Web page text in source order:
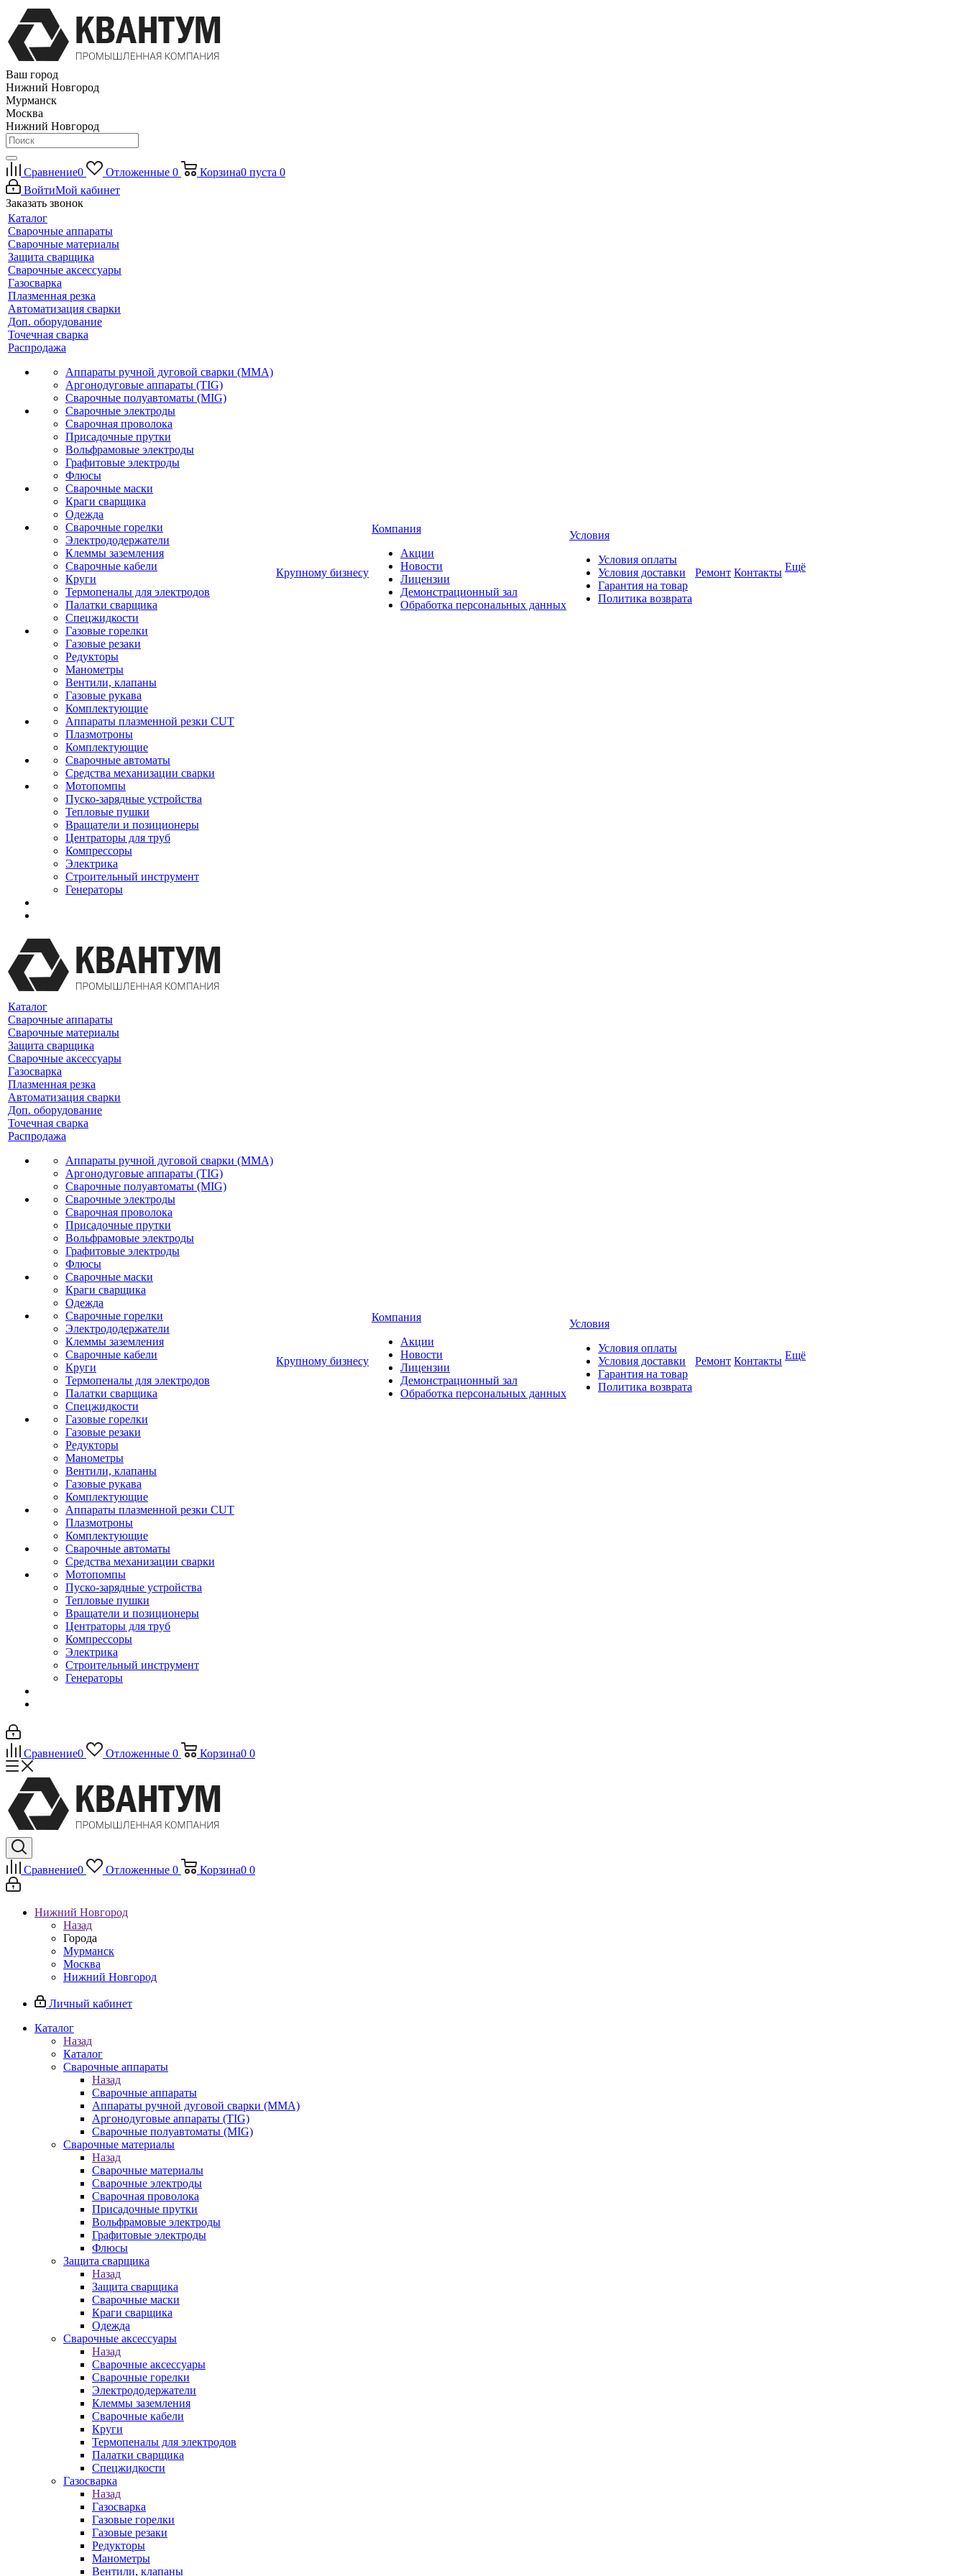
Ваш город
Нижний Новгород
Мурманск
Москва
Нижний Новгород
Сравнение0 Отложенные 0 Корзина0 пуста 0
ВойтиМой кабинет
Заказать звонок
Каталог
Сварочные аппараты
Сварочные материалы
Защита сварщика
Сварочные аксессуары
Газосварка
Плазменная резка
Автоматизация сварки
Доп. оборудование
Точечная сварка
Распродажа
Аппараты ручной дуговой сварки (MMA)
Аргонодуговые аппараты (TIG)
Сварочные полуавтоматы (MIG)
Сварочные электроды
Сварочная проволока
Присадочные прутки
Вольфрамовые электроды
Графитовые электроды
Флюсы
Сварочные маски
Краги сварщика
Одежда
Сварочные горелки
Электрододержатели
Клеммы заземления
Сварочные кабели
Круги
Термопеналы для электродов
Палатки сварщика
Спецжидкости
Газовые горелки
Газовые резаки
Редукторы
Манометры
Вентили, клапаны
Газовые рукава
Комплектующие
Аппараты плазменной резки CUT
Плазмотроны
Комплектующие
Сварочные автоматы
Средства механизации сварки
Мотопомпы
Пуско-зарядные устройства
Тепловые пушки
Вращатели и позиционеры
Центраторы для труб
Компрессоры
Электрика
Строительный инструмент
Генераторы
Крупному бизнесу
Компания
Акции
Новости
Лицензии
Демонстрационный зал
Обработка персональных данных
Условия
Условия оплаты
Условия доставки
Гарантия на товар
Политика возврата
Ремонт Контакты Ещё
Каталог
Сварочные аппараты
Сварочные материалы
Защита сварщика
Сварочные аксессуары
Газосварка
Плазменная резка
Автоматизация сварки
Доп. оборудование
Точечная сварка
Распродажа
Аппараты ручной дуговой сварки (MMA)
Аргонодуговые аппараты (TIG)
Сварочные полуавтоматы (MIG)
Сварочные электроды
Сварочная проволока
Присадочные прутки
Вольфрамовые электроды
Графитовые электроды
Флюсы
Сварочные маски
Краги сварщика
Одежда
Сварочные горелки
Электрододержатели
Клеммы заземления
Сварочные кабели
Круги
Термопеналы для электродов
Палатки сварщика
Спецжидкости
Газовые горелки
Газовые резаки
Редукторы
Манометры
Вентили, клапаны
Газовые рукава
Комплектующие
Аппараты плазменной резки CUT
Плазмотроны
Комплектующие
Сварочные автоматы
Средства механизации сварки
Мотопомпы
Пуско-зарядные устройства
Тепловые пушки
Вращатели и позиционеры
Центраторы для труб
Компрессоры
Электрика
Строительный инструмент
Генераторы
Крупному бизнесу
Компания
Акции
Новости
Лицензии
Демонстрационный зал
Обработка персональных данных
Условия
Условия оплаты
Условия доставки
Гарантия на товар
Политика возврата
Ремонт Контакты Ещё
Сравнение0 Отложенные 0 Корзина0 0
Сравнение0 Отложенные 0 Корзина0 0
Нижний Новгород
Назад
Города
Мурманск
Москва
Нижний Новгород
Личный кабинет
Каталог
Назад
Каталог
Сварочные аппараты
Назад
Сварочные аппараты
Аппараты ручной дуговой сварки (MMA)
Аргонодуговые аппараты (TIG)
Сварочные полуавтоматы (MIG)
Сварочные материалы
Назад
Сварочные материалы
Сварочные электроды
Сварочная проволока
Присадочные прутки
Вольфрамовые электроды
Графитовые электроды
Флюсы
Защита сварщика
Назад
Защита сварщика
Сварочные маски
Краги сварщика
Одежда
Сварочные аксессуары
Назад
Сварочные аксессуары
Сварочные горелки
Электрододержатели
Клеммы заземления
Сварочные кабели
Круги
Термопеналы для электродов
Палатки сварщика
Спецжидкости
Газосварка
Назад
Газосварка
Газовые горелки
Газовые резаки
Редукторы
Манометры
Вентили, клапаны